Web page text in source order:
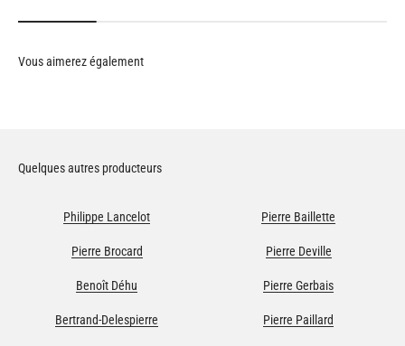
Quelques autres producteurs
Philippe Lancelot Pierre Baillette
Pierre Brocard Pierre Deville
Benoît Déhu Pierre Gerbais
Bertrand-Delespierre Pierre Paillard